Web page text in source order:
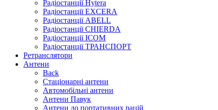
Радіостанції Hytera
Радіостанції EXCERA
Радіостанції ABELL
Радіостанції CHIERDA
Радіостанції ICOM
Радіостанції ТРАНСПОРТ
Ретранслятори
Антени
Back
Стаціонарні антени
Автомобільні антени
Антени Павук
Антени до портативних рацій